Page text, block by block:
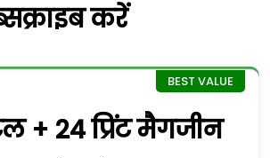
करें
+ 24 प्रिंट मैगजीन